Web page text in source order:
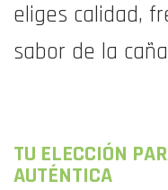
eliges calidad,
sabor de la
TU ELECCIÓN
AUTÉNTICA